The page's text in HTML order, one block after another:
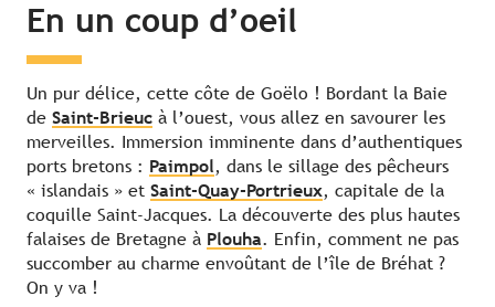
En un coup d’oeil
Un pur délice, cette côte de Goëlo ! Bordant la Baie
de Saint-Brieuc à l’ouest, vous allez en savourer les
merveilles. Immersion imminente dans d’authentiques
ports bretons : Paimpol, dans le sillage des pêcheurs
« islandais » et Saint-Quay-Portrieux, capitale de la
coquille Saint-Jacques. La découverte des plus hautes
falaises de Bretagne à Plouha. Enfin, comment ne pas
succomber au charme envoûtant de l’île de Bréhat ?
On y va !